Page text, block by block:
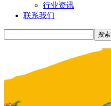
行业资讯
联系我们